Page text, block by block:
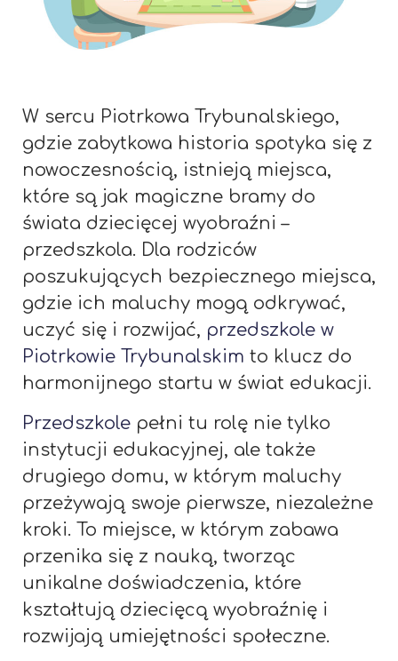
W sercu Piotrkowa Trybunalskiego,
gdzie zabytkowa historia spotyka się z
nowoczesnością, istnieją miejsca,
które są jak magiczne bramy do
świata dziecięcej wyobraźni –
przedszkola. Dla rodziców
poszukujących bezpiecznego miejsca,
gdzie ich maluchy mogą odkrywać,
uczyć się i rozwijać, przedszkole w
Piotrkowie Trybunalskim to klucz do
harmonijnego startu w świat edukacji.
Przedszkole pełni tu rolę nie tylko
instytucji edukacyjnej, ale także
drugiego domu, w którym maluchy
przeżywają swoje pierwsze, niezależne
kroki. To miejsce, w którym zabawa
przenika się z nauką, tworząc
unikalne doświadczenia, które
kształtują dziecięcą wyobraźnię i
rozwijają umiejętności społeczne.